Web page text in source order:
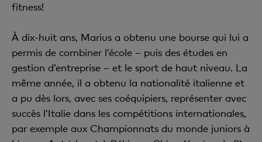
fitness!
À dix-huit ans, Marius a obtenu une bourse qui lui a
permis de combiner l’école – puis des études en
gestion d’entreprise – et le sport de haut niveau. La
même année, il a obtenu la nationalité italienne et
a pu dès lors, avec ses coéquipiers, représenter avec
succès l’Italie dans les compétitions internationales,
par exemple aux Championnats du monde juniors à